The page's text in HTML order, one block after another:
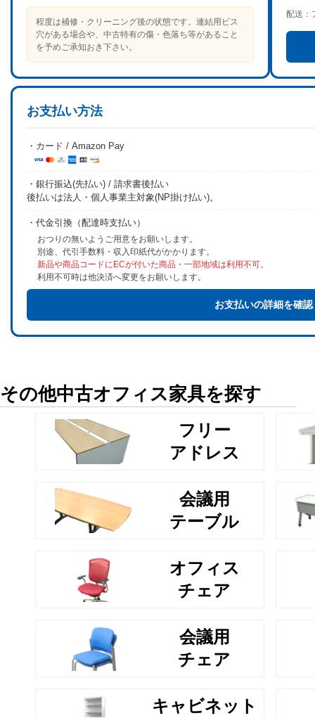
程度は補修・クリーニング後の状態です。連結用ビス
穴がある場合や、中古特有の傷・色落ち等があること
を予めご承知おき下さい。
配送：
お支払い方法
・カード / Amazon Pay
・銀行振込(先払い) / 請求書後払い
後払いは法人・個人事業主対象(NP掛け払い)。
・代金引換（配達時支払い）
おつりの無いようご用意をお願いします。
別途、代引手数料・収入印紙代がかかります。
新品や商品コードにECが付いた商品・一部地域は利用不可。
利用不可時は他決済へ変更をお願いします。
お支払いの詳細を確認
その他中古オフィス家具を探す
フリー
アドレス
会議用
テーブル
オフィス
チェア
会議用
チェア
キャビネット